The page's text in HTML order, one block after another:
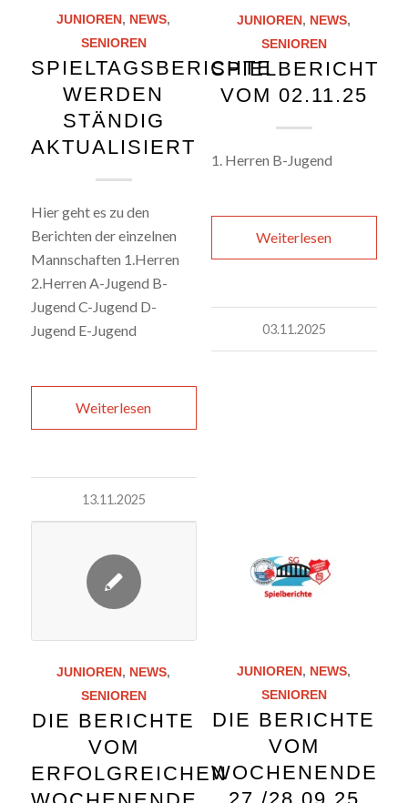
JUNIOREN, NEWS,
SENIOREN
SPIELTAGSBERICHTE
WERDEN
STÄNDIG
AKTUALISIERT
Hier geht es zu den
Berichten der einzelnen
Mannschaften 1.Herren
2.Herren A-Jugend B-
Jugend C-Jugend D-
Jugend E-Jugend
Weiterlesen
13.11.2025
JUNIOREN, NEWS,
SENIOREN
SPIELBERICHTE
VOM 02.11.25
1. Herren B-Jugend
Weiterlesen
03.11.2025
JUNIOREN, NEWS,
SENIOREN
DIE BERICHTE
VOM
ERFOLGREICHEN
JUNIOREN, NEWS,
SENIOREN
DIE BERICHTE
VOM
WOCHENENDE